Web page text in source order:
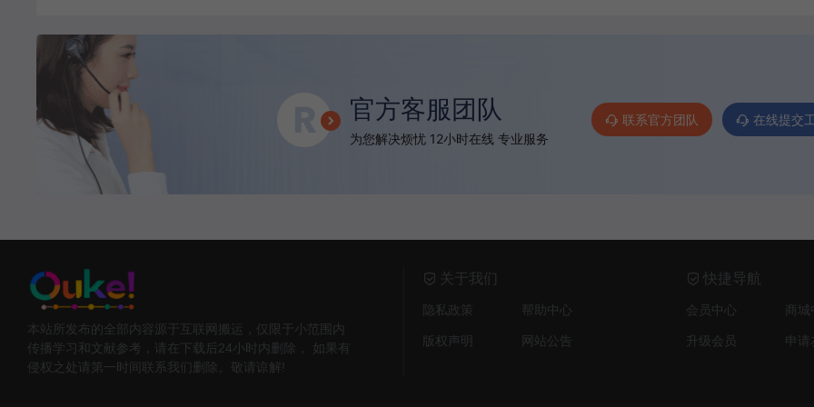
官方客服团队
为您解决烦忧 12小时在线 专业服务
联系官方团队 在线提交
本站所发布的全部内容源于互联网搬运，仅限于小范围内
传播学习和文献参考，请在下载后24小时内删除， 如果有
侵权之处请第一时间联系我们删除。敬请谅解!
关于我们
隐私政策
帮助中心
版权声明
网站公告
快捷导航
会员中心
商
升级会员
申请